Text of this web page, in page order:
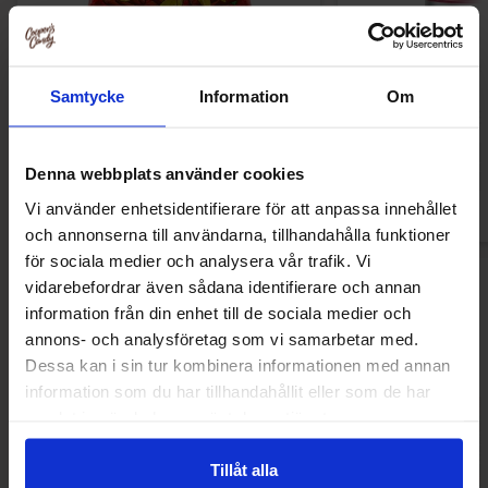
Samtycke Information Om
Denna webbplats använder cookies
Vi använder enhetsidentifierare för att anpassa innehållet
och annonserna till användarna, tillhandahålla funktioner
för sociala medier och analysera vår trafik. Vi
vidarebefordrar även sådana identifierare och annan
information från din enhet till de sociala medier och
annons- och analysföretag som vi samarbetar med.
Dessa kan i sin tur kombinera informationen med annan
information som du har tillhandahållit eller som de har
Tillåt alla
med bröd 150g
Osta
Uudet tuotteet
Uusi! Uusi!